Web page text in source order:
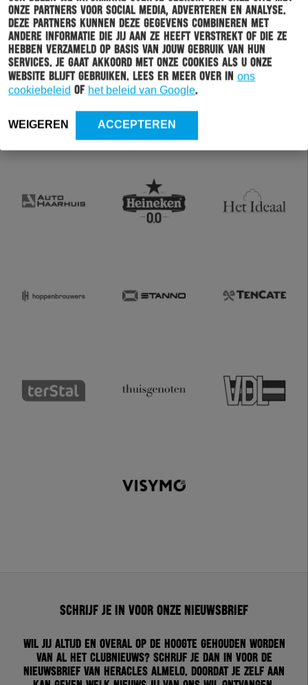
onze partners voor social media, adverteren en analyse.
Deze partners kunnen deze gegevens combineren met
andere informatie die jij aan ze heeft verstrekt of die ze
hebben verzameld op basis van jouw gebruik van hun
services. Je gaat akkoord met onze cookies als u onze
website blijft gebruiken. Lees er meer over in ons
cookiebeleid of het beleid van Google.
WEIGEREN ACCEPTEREN
Schrijf je in voor onze nieuwsbrief
Wil jij altijd en overal op de hoogte gehouden worden
van al het clubnieuws? Schrijf je dan in voor de
nieuwsbrief van Heracles Almelo. Doordat je zelf aan